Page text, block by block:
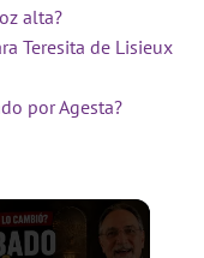
alta?
Teresita de Lisieux
por Agesta?